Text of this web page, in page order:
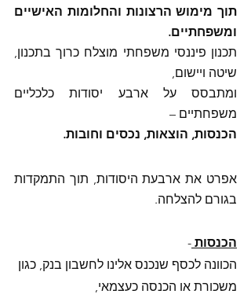
ומשפחתיים.
שיטה ויישום,
משפחתיים –
הכנסות, הוצאות, נכסים וחובות.
בגורם להצלחה.
הכנסות -
הכוונה לכסף שנכנס אלינו לחשבון בנק, כגון
משכורת או הכנסה כעצמאי,